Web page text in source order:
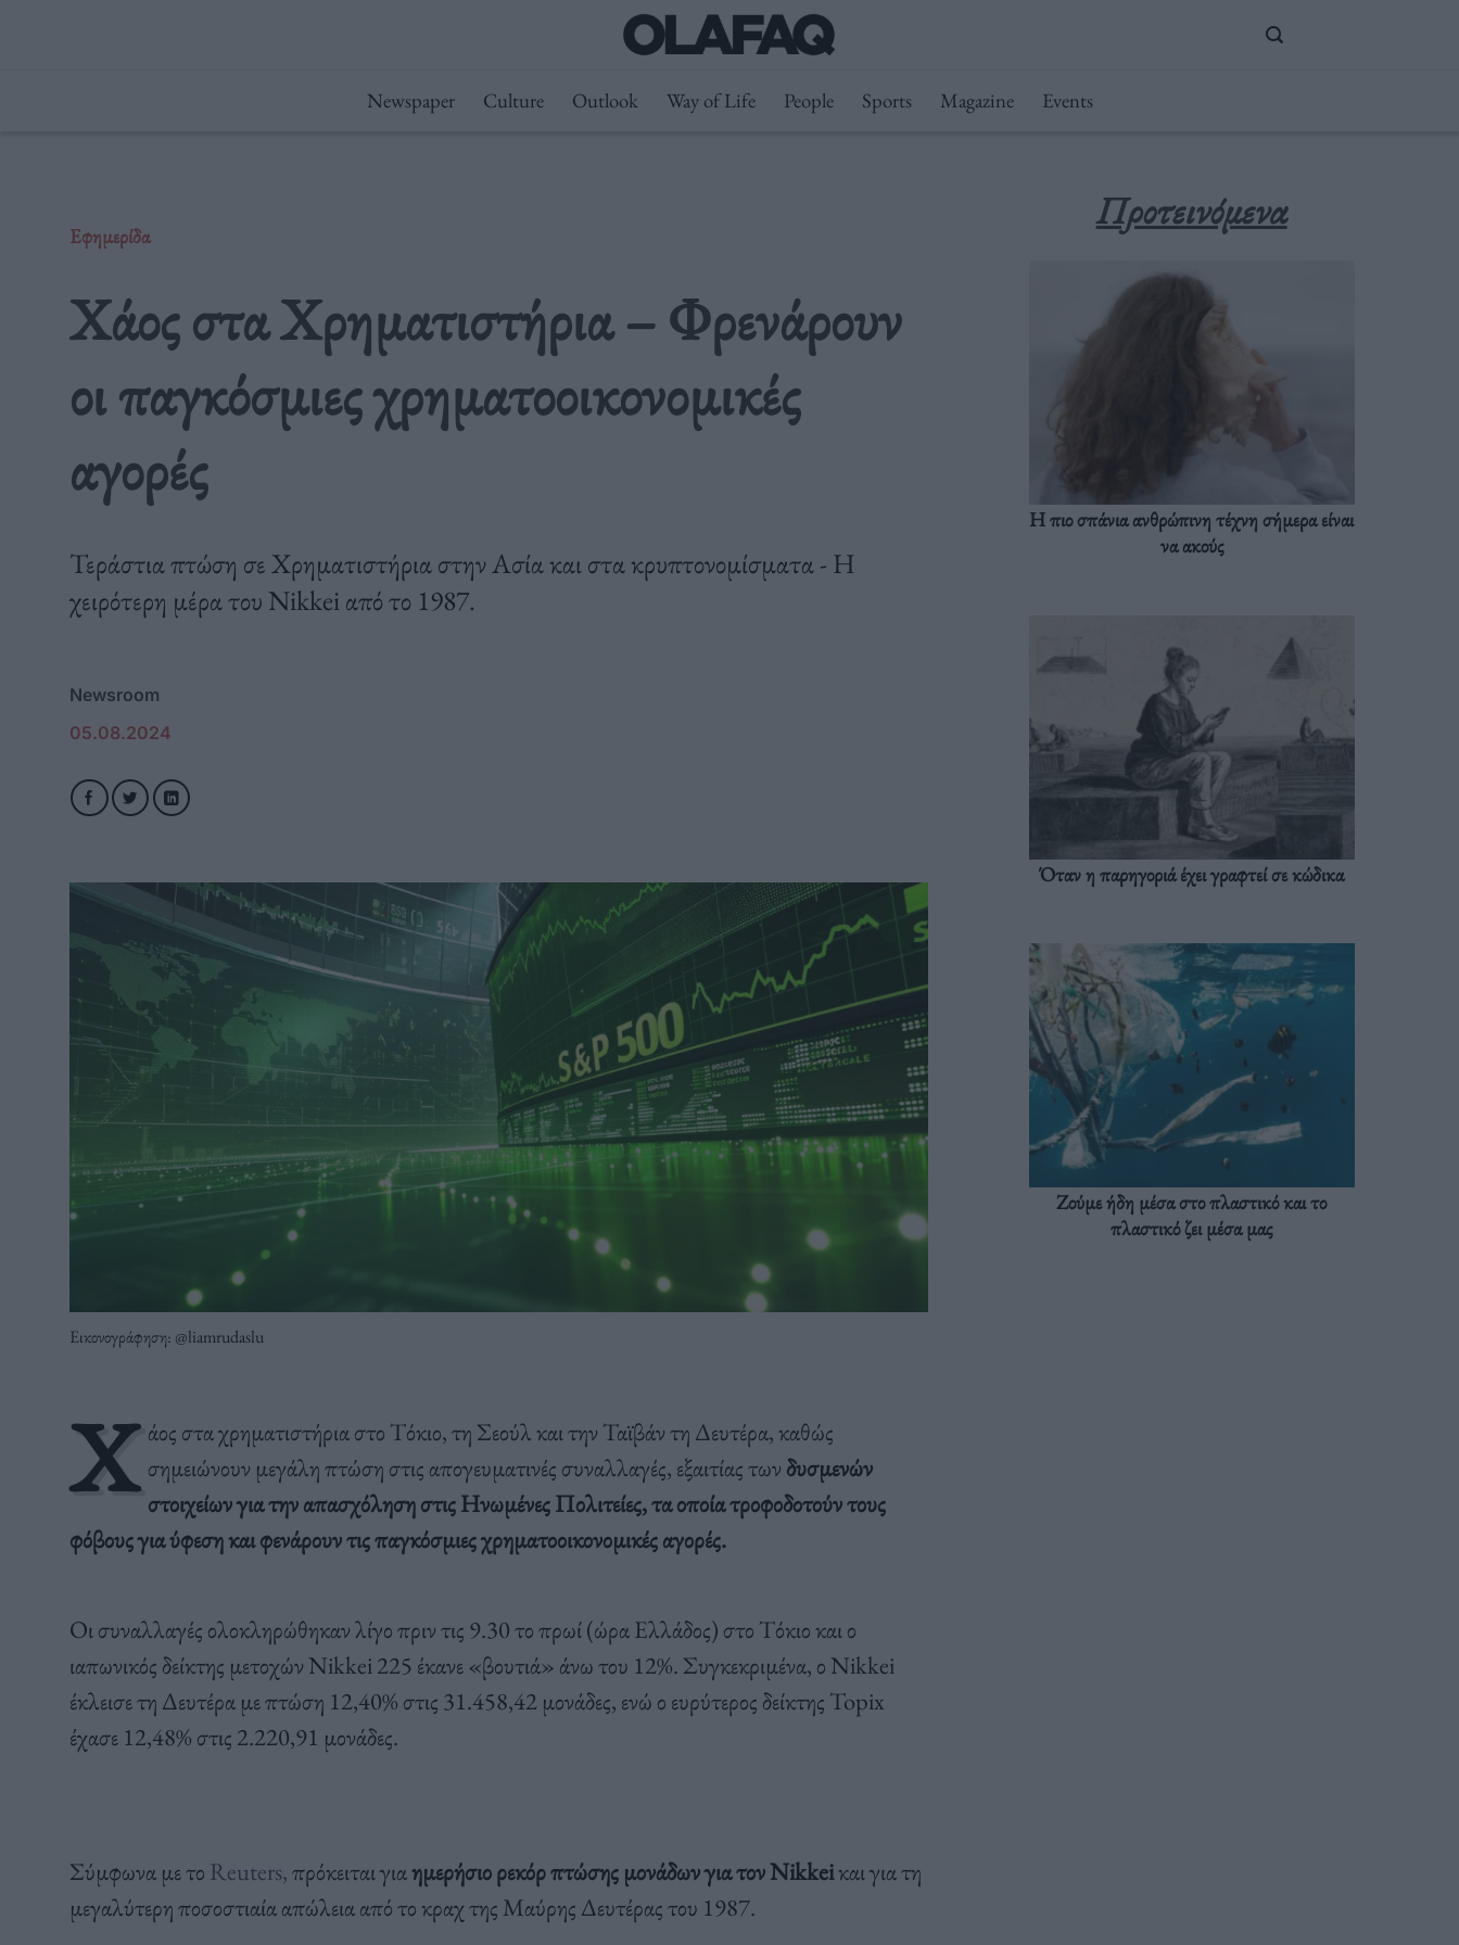
Newspaper Culture Outlook Way of Life People Sports Magazine Events
Εφημερίδα
Χάος στα Χρηματιστήρια – Φρενάρουν
οι παγκόσμιες χρηματοοικονομικές
αγορές
Τεράστια πτώση σε Χρηματιστήρια στην Ασία και στα κρυπτονομίσματα - Η
χειρότερη μέρα του Nikkei από το 1987.
Newsroom
05.08.2024
Εικονογράφηση: @liamrudaslu
Χ άος στα χρηματιστήρια στο Τόκιο, τη Σεούλ και την Ταϊβάν τη Δευτέρα, καθώς
σημειώνουν μεγάλη πτώση στις απογευματινές συναλλαγές, εξαιτίας των δυσμενών
στοιχείων για την απασχόληση στις Ηνωμένες Πολιτείες, τα οποία τροφοδοτούν τους
φόβους για ύφεση και φενάρουν τις παγκόσμιες χρηματοοικονομικές αγορές.
Οι συναλλαγές ολοκληρώθηκαν λίγο πριν τις 9.30 το πρωί (ώρα Ελλάδος) στο Τόκιο και ο
ιαπωνικός δείκτης μετοχών Nikkei 225 έκανε «βουτιά» άνω του 12%. Συγκεκριμένα, ο Nikkei
έκλεισε τη Δευτέρα με πτώση 12,40% στις 31.458,42 μονάδες, ενώ ο ευρύτερος δείκτης Topix
έχασε 12,48% στις 2.220,91 μονάδες.
Σύμφωνα με το Reuters,πρόκειται γιαημερήσιο ρεκόρ πτώσης μονάδων για τον Nikkeiκαι για τη
μεγαλύτερη ποσοστιαία απώλεια από το κραχ της Μαύρης Δευτέρας του 1987.
Προτεινόμενα
Η πιο σπάνια ανθρώπινη τέχνη σήμερα είναι
να ακούς
Όταν η παρηγοριά έχει γραφτεί σε κώδικα
Ζούμε ήδη μέσα στο πλαστικό και το
πλαστικό ζει μέσα μας